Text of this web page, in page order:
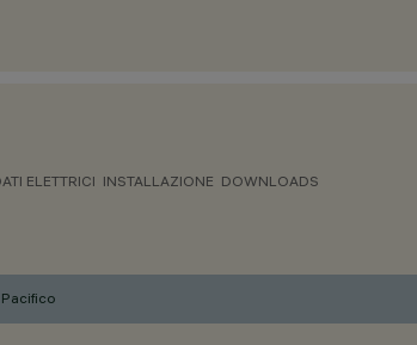
ELETTRICI INSTALLAZIONE DOWNLOADS
Pacifico